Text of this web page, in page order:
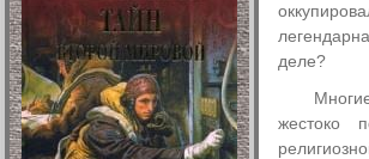
деле?
жестоко